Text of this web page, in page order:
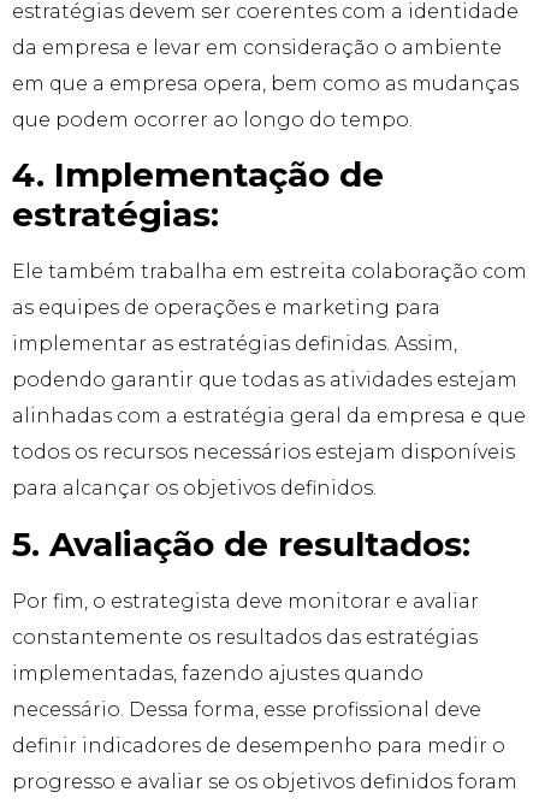
estratégias devem ser coerentes com a identidade
da empresa e levar em consideração o ambiente
em que a empresa opera, bem como as mudanças
que podem ocorrer ao longo do tempo.
4. Implementação de
estratégias:
Ele também trabalha em estreita colaboração com
as equipes de operações e marketing para
implementar as estratégias definidas. Assim,
podendo garantir que todas as atividades estejam
alinhadas com a estratégia geral da empresa e que
todos os recursos necessários estejam disponíveis
para alcançar os objetivos definidos.
5. Avaliação de resultados:
Por fim, o estrategista deve monitorar e avaliar
constantemente os resultados das estratégias
implementadas, fazendo ajustes quando
necessário. Dessa forma, esse profissional deve
definir indicadores de desempenho para medir o
progresso e avaliar se os objetivos definidos foram